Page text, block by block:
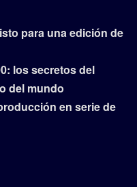
para una edición de
los secretos del
del mundo
en serie de